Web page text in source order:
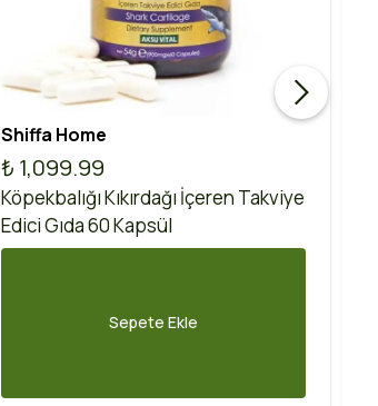
Shiffa Home
₺ 1,099.99
Köpekbalığı Kıkırdağı İçeren Takviye
Edici Gıda 60 Kapsül
Sepete Ekle